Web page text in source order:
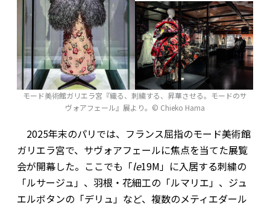
モード美術館ガリエラ宮『織る、刺繍する、昇華させる。モードのサ
ヴォアフェール』展より。© Chieko Hama
2025年末のパリでは、フランス屈指のモード美術館
ガリエラ宮で、サヴォアフェールに焦点を当てた展覧
会が開幕した。ここでも「le19M」に入居する刺繍の
「ルサージュ」、羽根・花細工の「ルマリエ」、ジュ
エルボタンの「デリュ」など、複数のメティエダール